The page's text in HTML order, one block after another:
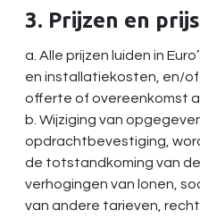
3. Prijzen en
a. Alle prijzen luiden in
en installatiekosten, en/
offerte of overeenkomst
b. Wijziging van
opdrachtbevestiging,
de totstandkoming van
verhogingen van lonen,
van andere tarieven,